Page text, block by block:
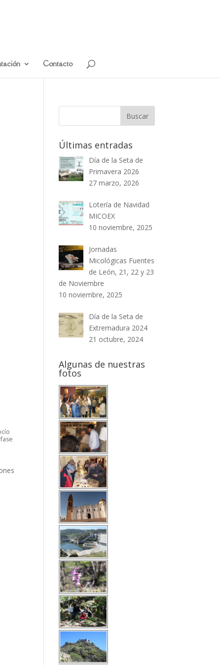
Contacto
Últimas entradas
Día de la Seta de
Primavera 2026
27 marzo, 2026
Lotería de Navidad
MICOEX
10 noviembre, 2025
Jornadas
Micológicas Fuentes
de León, 21, 22 y 23
de Noviembre
10 noviembre, 2025
Día de la Seta de
Extremadura 2024
21 octubre, 2024
Algunas de nuestras
fotos